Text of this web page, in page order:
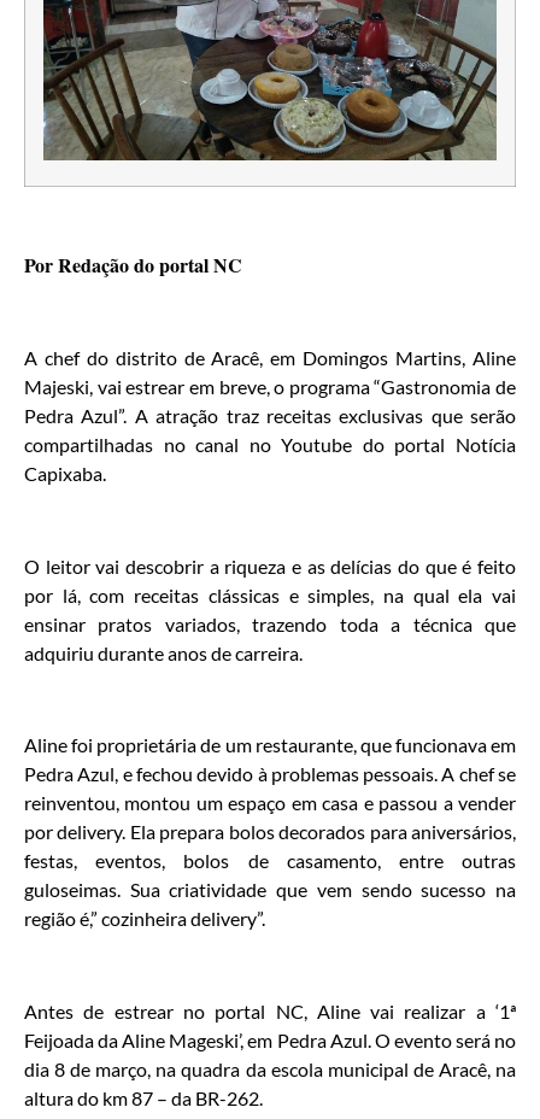
Por Redação do portal NC
A chef do distrito de Aracê, em Domingos Martins, Aline
Majeski, vai estrear em breve, o programa “Gastronomia de
Pedra Azul”. A atração traz receitas exclusivas que serão
compartilhadas no canal no Youtube do portal Notícia
Capixaba.
O leitor vai descobrir a riqueza e as delícias do que é feito
por lá, com receitas clássicas e simples, na qual ela vai
ensinar pratos variados, trazendo toda a técnica que
adquiriu durante anos de carreira.
Aline foi proprietária de um restaurante, que funcionava em
Pedra Azul, e fechou devido à problemas pessoais. A chef se
reinventou, montou um espaço em casa e passou a vender
por delivery. Ela prepara bolos decorados para aniversários,
festas, eventos, bolos de casamento, entre outras
guloseimas. Sua criatividade que vem sendo sucesso na
região é,” cozinheira delivery”.
Antes de estrear no portal NC, Aline vai realizar a ‘1ª
Feijoada da Aline Mageski’, em Pedra Azul. O evento será no
dia 8 de março, na quadra da escola municipal de Aracê, na
altura do km 87 – da BR-262.